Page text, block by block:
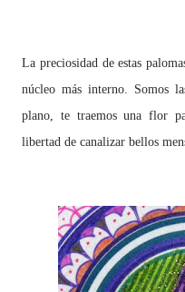
La preciosidad de estas
núcleo más interno. Somos
plano, te traemos una flor
libertad de canalizar bellos